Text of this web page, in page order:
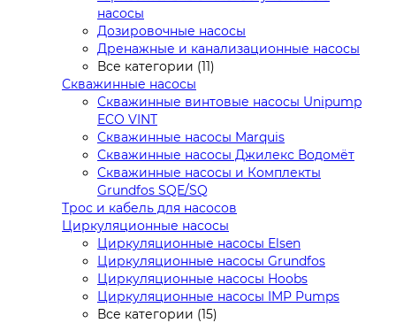
насосы
Дозировочные насосы
Дренажные и канализационные насосы
Все категории (11)
Скважинные насосы
Скважинные винтовые насосы Unipump
ECO VINT
Скважинные насосы Marquis
Скважинные насосы Джилекс Водомёт
Скважинные насосы и Комплекты
Grundfos SQE/SQ
Трос и кабель для насосов
Циркуляционные насосы
Циркуляционные насосы Elsen
Циркуляционные насосы Grundfos
Циркуляционные насосы Hoobs
Циркуляционные насосы IMP Pumps
Все категории (15)